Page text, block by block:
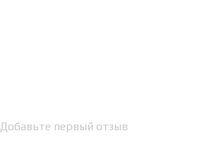
Добавьте первый отзыв